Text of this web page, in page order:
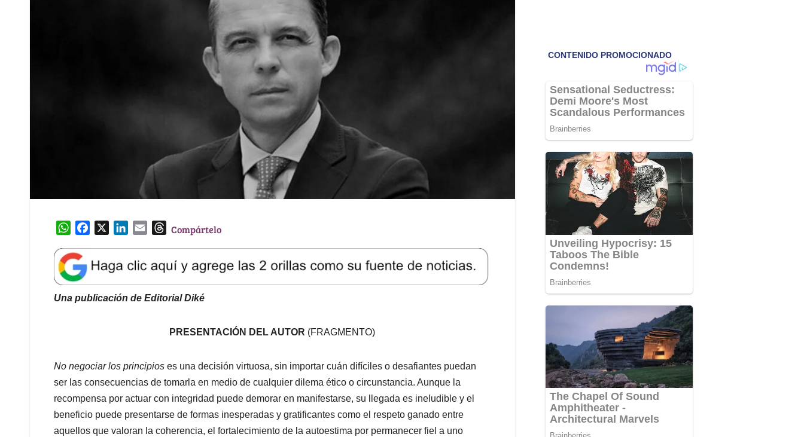
W
a
t
s
A
e
b
o
k
e
d
l
T
e
a
d
Compártelo
Una publicación de Editorial Diké
PRESENTACIÓN DEL AUTOR (FRAGMENTO)
No negociar los principios es una decisión virtuosa, sin importar cuán difíciles o desafiantes puedan
ser las consecuencias de tomarla en medio de cualquier dilema ético o circunstancia. Aunque la
recompensa por actuar con integridad puede demorar en manifestarse, su llegada es ineludible y el
beneficio puede presentarse de formas inesperadas y gratificantes como el respeto ganado entre
aquellos que valoran la coherencia, el fortalecimiento de la autoestima por permanecer fiel a uno